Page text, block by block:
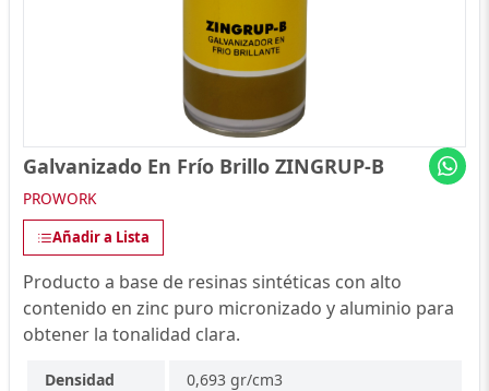
Galvanizado En Frío Brillo ZINGRUP-B
PROWORK
Añadir a Lista
Producto a base de resinas sintéticas con alto
contenido en zinc puro micronizado y aluminio para
obtener la tonalidad clara.
Densidad 0,693 gr/cm3